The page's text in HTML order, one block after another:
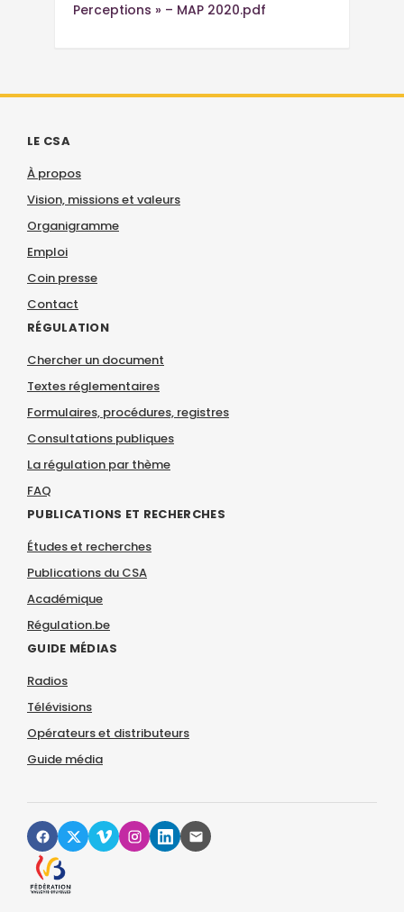
Perceptions » – MAP 2020.pdf
LE CSA
À propos
Vision, missions et valeurs
Organigramme
Emploi
Coin presse
Contact
RÉGULATION
Chercher un document
Textes réglementaires
Formulaires, procédures, registres
Consultations publiques
La régulation par thème
FAQ
PUBLICATIONS ET RECHERCHES
Études et recherches
Publications du CSA
Académique
Régulation.be
GUIDE MÉDIAS
Radios
Télévisions
Opérateurs et distributeurs
Guide média